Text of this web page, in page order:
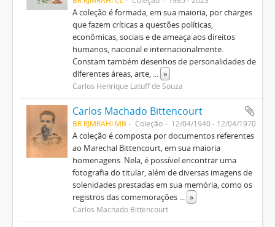
A coleção é formada, em sua maioria, por charges
que fazem críticas a questões políticas,
econômicas, sociais e de ameaça aos direitos
humanos, nacional e internacionalmente.
Constam também desenhos de personalidades de
diferentes áreas, arte, ... »
Carlos Henrique Latuff de Souza
Carlos Machado Bittencourt
BR RJMRAHI MB Coleção 12/04/1940 - 12/04/1970
A coleção é composta por documentos referentes
ao Marechal Bittencourt, em sua maioria
homenagens. Nela, é possível encontrar uma
fotografia do titular, além de diversas imagens de
solenidades prestadas em sua memória, como os
registros das comemorações ... »
Carlos Machado Bittencourt